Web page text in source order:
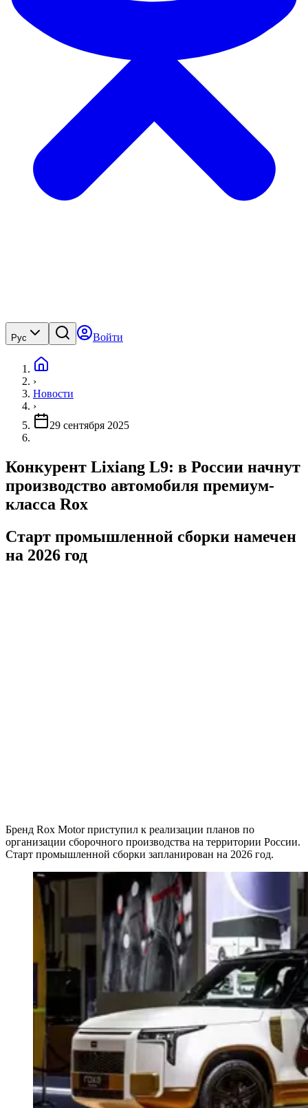
Рус Войти
›
Новости
›
29 сентября 2025
Конкурент Lixiang L9: в России начнут
производство автомобиля премиум-
класса Rox
Старт промышленной сборки намечен
на 2026 год
Бренд Rox Motor приступил к реализации планов по
организации сборочного производства на территории России.
Старт промышленной сборки запланирован на 2026 год.